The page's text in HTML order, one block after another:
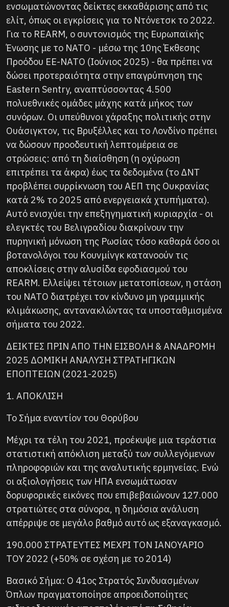
ενσωματώνοντας δείκτες εκκαθάρισης από τις
ελίτ, όπως οι εγκρίσεις για το Ντόνετσκ το 2022.
Για το REARM, ο συντονισμός της Ευρωπαϊκής
Ένωσης με το ΝΑΤΟ - μέσω της 10ης Έκθεσης
Προόδου ΕΕ-ΝΑΤΟ (Ιούνιος 2025) - θα πρέπει να
δώσει προτεραιότητα στην επαγρύπνηση της
Eastern Sentry, αναπτύσσοντας 4.500
πολυεθνικές ομάδες μάχης κατά μήκος των
συνόρων. Οι υπεύθυνοι χάραξης πολιτικής στην
Ουάσιγκτον, τις Βρυξέλλες και το Λονδίνο πρέπει
να δώσουν προοδευτική λεπτομέρεια σε
στρώσεις: από τη διαίσθηση (η οχύρωση
επιτρέπει τα άκρα) έως τα δεδομένα (το ΔΝΤ
προβλέπει συρρίκνωση του ΑΕΠ της Ουκρανίας
κατά 2% το 2025 από ενεργειακά χτυπήματα).
Αυτό ενισχύει την επεξηγηματική κυριαρχία - οι
ελεγκτές του Βελιγραδίου διακρίνουν την
πυρηνική μόνωση της Ρωσίας τόσο καθαρά όσο οι
βοτανολόγοι του Κουνμίνγκ κατανοούν τις
αποκλίσεις στην αλυσίδα εφοδιασμού του
REARM. Ελλείψει τέτοιων μετατοπίσεων, η στάση
του ΝΑΤΟ διατρέχει τον κίνδυνο μη γραμμικής
κλιμάκωσης, αντανακλώντας τα υποσταθμισμένα
σήματα του 2022.
ΔΕΙΚΤΕΣ ΠΡΙΝ ΑΠΟ ΤΗΝ ΕΙΣΒΟΛΗ & ΑΝΑΔΡΟΜΗ
2025 ΔΟΜΙΚΗ ΑΝΑΛΥΣΗ ΣΤΡΑΤΗΓΙΚΩΝ
ΕΠΟΠΤΕΙΩΝ (2021-2025)
1. ΑΠΟΚΛΙΣΗ
Το Σήμα εναντίον του Θορύβου
Μέχρι τα τέλη του 2021, προέκυψε μια τεράστια
στατιστική απόκλιση μεταξύ των συλλεγόμενων
πληροφοριών και της αναλυτικής ερμηνείας. Ενώ
οι αξιολογήσεις των ΗΠΑ ενσωμάτωσαν
δορυφορικές εικόνες που επιβεβαιώνουν 127.000
στρατιώτες στα σύνορα, η δημόσια ανάλυση
απέρριψε σε μεγάλο βαθμό αυτό ως εξαναγκασμό.
190.000 ΣΤΡΑΤΕΥΤΕΣ ΜΕΧΡΙ ΤΟΝ ΙΑΝΟΥΑΡΙΟ
ΤΟΥ 2022 (+50% σε σχέση με το 2014)
Βασικό Σήμα: Ο 41ος Στρατός Συνδυασμένων
Όπλων πραγματοποίησε απροειδοποίητες